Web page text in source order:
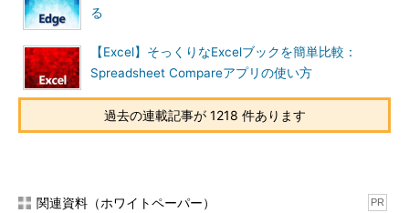
る
【Excel】そっくりなExcelブックを簡単比較：
Spreadsheet Compareアプリの使い方
過去の連載記事が 1218 件あります
関連資料（ホワイトペーパー） PR